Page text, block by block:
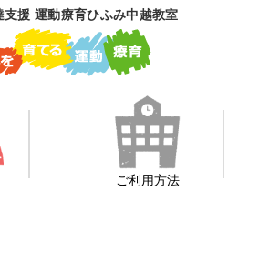
援 運動療育ひふみ中越教室
ご利用方法